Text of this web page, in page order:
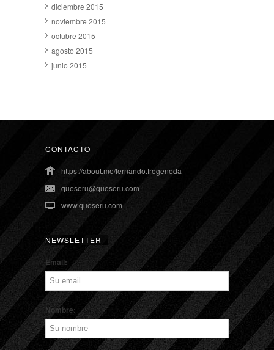
diciembre 2015
noviembre 2015
octubre 2015
agosto 2015
junio 2015
CONTACTO
https://about.me/fernando.fregeneda
queseru@queseru.com
www.queseru.com
NEWSLETTER
Email:
Nombre: